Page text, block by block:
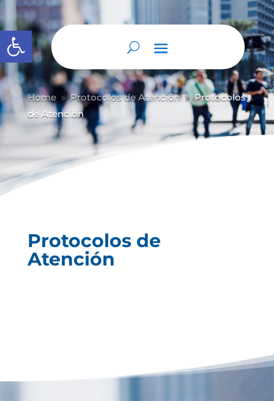
Abrir barra de herramientas
Home 9 Protocolos de Atención 9 Protocolos
de Atención
Protocolos de
Atención